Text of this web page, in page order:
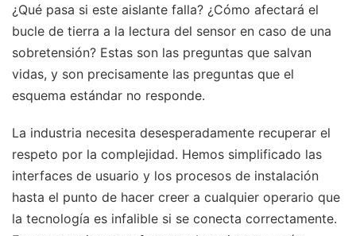
¿Qué pasa si este aislante falla? ¿Cómo afectará el
bucle de tierra a la lectura del sensor en caso de una
sobretensión? Estas son las preguntas que salvan
vidas, y son precisamente las preguntas que el
esquema estándar no responde.
La industria necesita desesperadamente recuperar el
respeto por la complejidad. Hemos simplificado las
interfaces de usuario y los procesos de instalación
hasta el punto de hacer creer a cualquier operario que
la tecnología es infalible si se conecta correctamente.